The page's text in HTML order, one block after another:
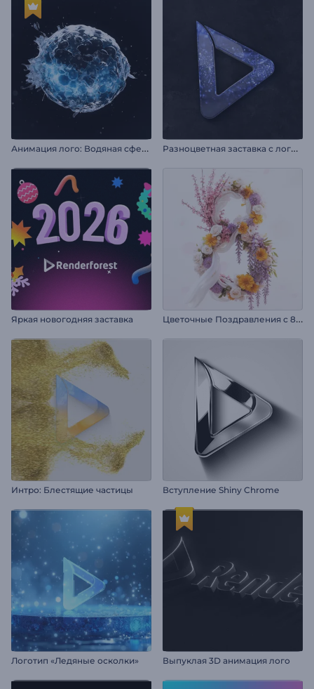
А
нимация лого: Водяная сфера Р
азноцветная заставка с логотипом
Яркая новогодняя заставка Ц
веточные Поздравления с 8 Марта
Интро: Блестящие частицы Вступление Shiny Chrome
Логотип «Ледяные осколки» Выпуклая 3D анимация лого